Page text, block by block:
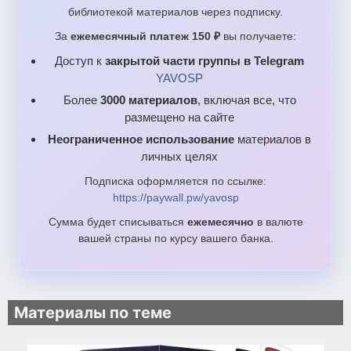
ÉáßΓ∩ª¬á Å«ºñαáó½∩Ñ¼ ß 8 ¼áαΓá.pdf
ÆÑ¡¿-¼Ñ¼«α¿ 4 ½¿ßΓá.pdf
библиотекой материалов через подписку.
За ежемесячный платеж 150 ₽ вы получаете:
Доступ к закрытой части группы в Telegram
YAVOSP
Более 3000 материалов, включая все, что
размещено на сайте
Неограниченное использование материалов в
личных целях
Подписка оформляется по ссылке:
https://paywall.pw/yavosp
Сумма будет списываться ежемесячно в валюте
вашей страны по курсу вашего банка.
Материалы по теме